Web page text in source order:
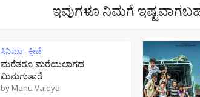
ಇವುಗಳೂ ನಿಮಗೆ
ಸಿನಿಮಾ - ಕ್ರೀಡೆ
ಮರೆತರೂ ಮರೆಯಲಾಗದ
ಮಿನುಗುತಾರೆ
by Manu Vaidya